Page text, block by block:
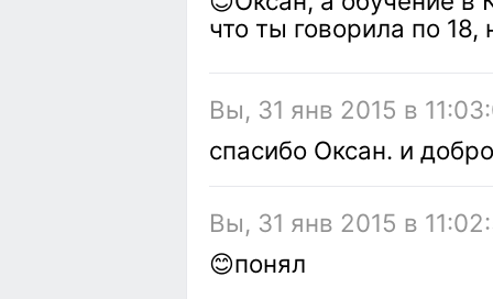
что ты говорила по 18,
Вы, 31 янв 2015 в
спасибо Оксан. и
Вы, 31 янв 2015 в
😊понял